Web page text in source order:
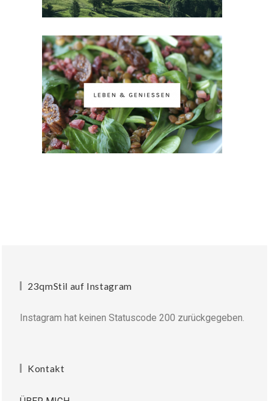
23qmStil auf Instagram
Instagram hat keinen Statuscode 200 zurückgegeben.
Kontakt